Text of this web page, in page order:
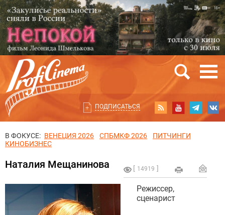
ПОДПИСАТЬСЯ
В ФОКУСЕ: ВЕНЕЦИЯ 2026 СПБМКФ 2026
ПИТЧИНГИ
КИНОБИЗНЕС
14919
Наталия Мещанинова
Режиссер,
сценарист